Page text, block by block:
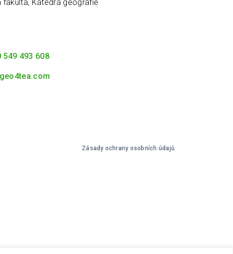
fakulta, Katedra geografie
549 493 608
Zásady ochrany osobních údajů